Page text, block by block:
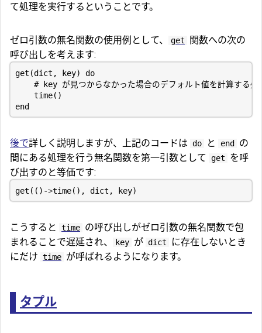
て処理を実行するということです。
ゼロ引数の無名関数の使用例として、 get
関数への次の
呼び出しを考えます:
get (dict , key)
do
# key が見つからなかった場合のデフォルト値を計算する処
time()
end
後で詳しく説明しますが、上記のコードは do と end の
間にある処理を行う無名関数を第一引数として get
を呼
び出すのと等価です:
get (() ->time(), dict , key)
こうすると time の呼び出しがゼロ引数の無名関数で包
まれることで遅延され、
key が dict
に存在しないとき
にだけ time が呼ばれるようになります。
タプル